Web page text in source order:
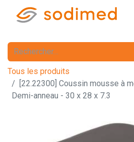
Tous les produits
[22.22300] Coussin mousse à
Demi-anneau - 30 x 28 x 7.3